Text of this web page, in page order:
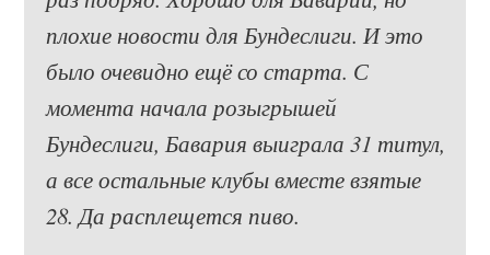
плохие новости для Бундеслиги. И это
было очевидно ещё со старта. С
момента начала розыгрышей
Бундеслиги, Бавария выиграла 31 титул,
а все остальные клубы вместе взятые
28. Да расплещется пиво.